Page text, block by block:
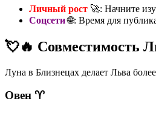
Личный рост 🚀: Начните
Соцсети🌐: Время для
💘🔥 Совместимость
Луна в Близнецах делает Льва
Овен ♈